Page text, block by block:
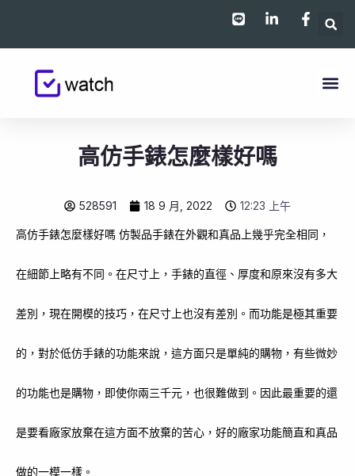
高仿手錶怎麼樣好嗎
528591 18 9 月, 2022 12:23 上午
高仿手錶怎麼樣好嗎 仿製品手錶在外觀和真品上幾乎完全相同，
在細節上略有不同。在尺寸上，手錶的直徑、厚度和原來沒有多大
差別，現在開模的技巧，在尺寸上也沒有差別。而功能是極其重要
的，對於低仿手錶的功能來說，這方面只是單純的購物，有些微妙
的功能也是購物，即使你兩三千元，也很難做到。因此最重要的還
是要看廠家放棄在這方面不放棄的苦心，好的廠家功能簡直和真品
做的一模一樣。